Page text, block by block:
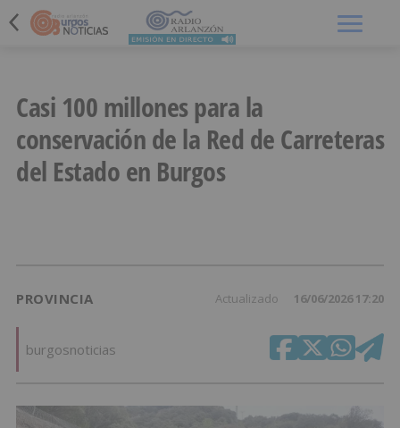
Casi 100 millones para la
conservación de la Red de Carreteras
del Estado en Burgos
PROVINCIA Actualizado 16/06/2026 17:20
burgosnoticias